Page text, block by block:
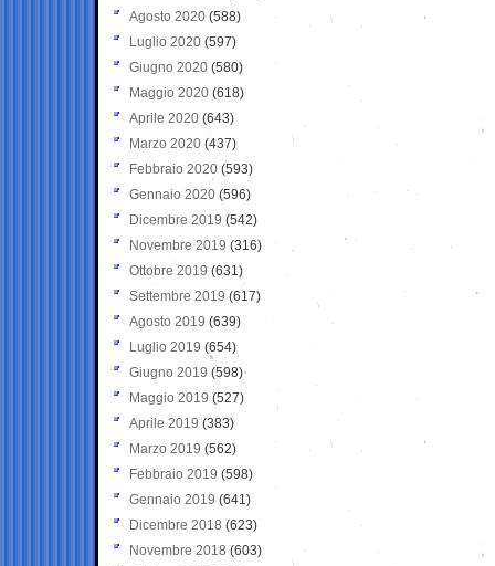
Agosto 2020 (588)
Luglio 2020 (597)
Giugno 2020 (580)
Maggio 2020 (618)
Aprile 2020 (643)
Marzo 2020 (437)
Febbraio 2020 (593)
Gennaio 2020 (596)
Dicembre 2019 (542)
Novembre 2019 (316)
Ottobre 2019 (631)
Settembre 2019 (617)
Agosto 2019 (639)
Luglio 2019 (654)
Giugno 2019 (598)
Maggio 2019 (527)
Aprile 2019 (383)
Marzo 2019 (562)
Febbraio 2019 (598)
Gennaio 2019 (641)
Dicembre 2018 (623)
Novembre 2018 (603)